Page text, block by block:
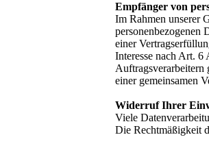
Empfänger von
Im Rahmen unserer
personenbezogenen
einer
Interesse nach Art. 6
Auftragsverarbeitern
einer gemeinsamen
Widerruf Ihrer
Viele
Die Rechtmäßigkeit